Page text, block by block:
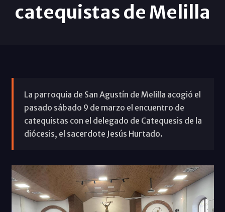
catequistas de Melilla
La parroquia de San Agustín de Melilla acogió el
pasado sábado 9 de marzo el encuentro de
catequistas con el delegado de Catequesis de la
diócesis, el sacerdote Jesús Hurtado.